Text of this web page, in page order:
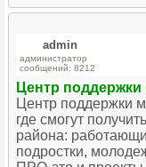
admin
администратор
сообщений: 8212
Центр
Центр поддержки
где смогут
района:
подростки,